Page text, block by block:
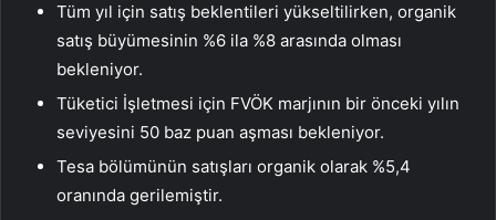
Tüm yıl için satış beklentileri yükseltilirken, organik
satış büyümesinin %6 ila %8 arasında olması
bekleniyor.
Tüketici İşletmesi için FVÖK marjının bir önceki yılın
seviyesini 50 baz puan aşması bekleniyor.
Tesa bölümünün satışları organik olarak %5,4
oranında gerilemiştir.